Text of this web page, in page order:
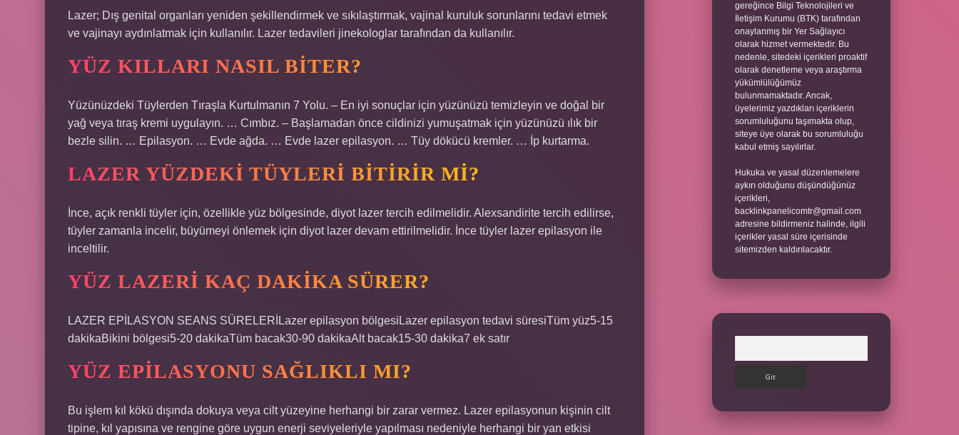
Lazer; Dış genital organları yeniden şekillendirmek ve sıkılaştırmak, vajinal kuruluk sorunlarını tedavi etmek
ve vajinayı aydınlatmak için kullanılır. Lazer tedavileri jinekologlar tarafından da kullanılır.
YÜZ KILLARI NASIL BITER?
Yüzünüzdeki Tüylerden Tıraşla Kurtulmanın 7 Yolu. – En iyi sonuçlar için yüzünüzü temizleyin ve doğal bir
yağ veya tıraş kremi uygulayın. … Cımbız. – Başlamadan önce cildinizi yumuşatmak için yüzünüzü ılık bir
bezle silin. … Epilasyon. … Evde ağda. … Evde lazer epilasyon. … Tüy dökücü kremler. … İp kurtarma.
LAZER YÜZDEKI TÜYLERI BITIRIR MI?
İnce, açık renkli tüyler için, özellikle yüz bölgesinde, diyot lazer tercih edilmelidir. Alexsandirite tercih edilirse,
tüyler zamanla incelir, büyümeyi önlemek için diyot lazer devam ettirilmelidir. İnce tüyler lazer epilasyon ile
inceltilir.
YÜZ LAZERI KAÇ DAKIKA SÜRER?
LAZER EPİLASYON SEANS SÜRELERİLazer epilasyon bölgesiLazer epilasyon tedavi süresiTüm yüz5-15
dakikaBikini bölgesi5-20 dakikaTüm bacak30-90 dakikaAlt bacak15-30 dakika7 ek satır
YÜZ EPILASYONU SAĞLIKLI MI?
Bu işlem kıl kökü dışında dokuya veya cilt yüzeyine herhangi bir zarar vermez. Lazer epilasyonun kişinin cilt
tipine, kıl yapısına ve rengine göre uygun enerji seviyeleriyle yapılması nedeniyle herhangi bir yan etkisi
gereğince Bilgi Teknolojileri ve
İletişim Kurumu (BTK) tarafından
onaylanmış bir Yer Sağlayıcı
olarak hizmet vermektedir. Bu
nedenle, sitedeki içerikleri proaktif
olarak denetleme veya araştırma
yükümlülüğümüz
bulunmamaktadır. Ancak,
üyelerimiz yazdıkları içeriklerin
sorumluluğunu taşımakta olup,
siteye üye olarak bu sorumluluğu
kabul etmiş sayılırlar.
Hukuka ve yasal düzenlemelere
aykırı olduğunu düşündüğünüz
içerikleri,
backlinkpanelicomtr@gmail.com
adresine bildirmeniz halinde, ilgili
içerikler yasal süre içerisinde
sitemizden kaldırılacaktır.